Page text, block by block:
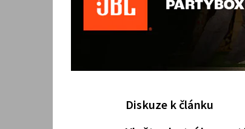
Diskuze k článku